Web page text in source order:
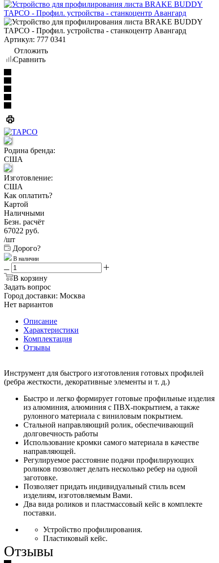
Артикул: 777 0341
Отложить
Сравнить
Родина бренда:
США
Изготовление:
США
Как оплатить?
Картой
Наличными
Безн. расчёт
67022 руб.
/шт
Дорого?
В наличии
В корзину
Задать вопрос
Город доставки: Москва
Нет вариантов
Описание
Характеристики
Комплектация
Отзывы
Инструмент для быстрого изготовления готовых профилей
(ребра жесткости, декоративные элементы и т. д.)
Быстро и легко формирует готовые профильные изделия
из алюминия, алюминия с ПВХ-покрытием, а также
рулонного материала с виниловым покрытием.
Стальной направляющий ролик, обеспечивающий
долговечность работы
Использование кромки самого материала в качестве
направляющей.
Регулируемое расстояние подачи профилирующих
роликов позволяет делать несколько ребер на одной
заготовке.
Позволяет придать индивидуальный стиль всем
изделиям, изготовляемым Вами.
Два вида роликов и пластмассовый кейс в комплекте
поставки.
Устройство профилирования.
Пластиковый кейс.
Отзывы